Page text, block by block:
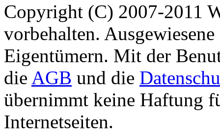
Copyright (C) 2007-2011
vorbehalten.
Eigentümern. Mit der
die AGB und die
übernimmt keine Haftung
Internetseiten.